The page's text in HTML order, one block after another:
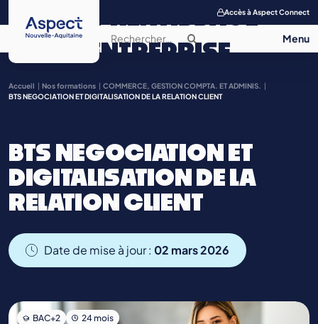
Accès à Aspect Connect
APPRENTISSAGE
ENTREPRISE
SALON DE
CONTACT
Accueil Nos formations
COMMERCE, GESTION COMPTA. ET ADMINIS.
BTS NEGOCIATION ET DIGITALISATION DE LA RELATION CLIENT
BTS NEGOCIATION ET
DIGITALISATION DE LA
RELATION CLIENT
Date de mise à jour : 02 mars 2026
BAC+2 24 mois